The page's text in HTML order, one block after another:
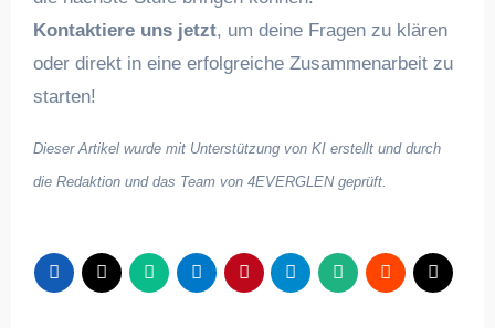
Kontaktiere uns jetzt, um deine Fragen zu klären
oder direkt in eine erfolgreiche Zusammenarbeit zu
starten!
Dieser Artikel wurde mit Unterstützung von KI erstellt und durch
die Redaktion und das Team von 4EVERGLEN geprüft.